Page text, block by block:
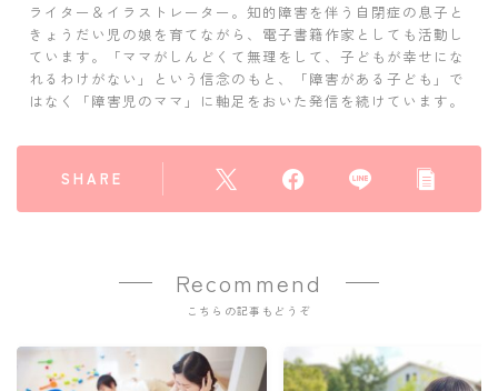
ライター＆イラストレーター。知的障害を伴う自閉症の息子と
きょうだい児の娘を育てながら、電子書籍作家としても活動し
ています。「ママがしんどくて無理をして、子どもが幸せにな
れるわけがない」という信念のもと、「障害がある子ども」で
はなく「障害児のママ」に軸足をおいた発信を続けています。
SHARE
Recommend
こちらの記事もどうぞ